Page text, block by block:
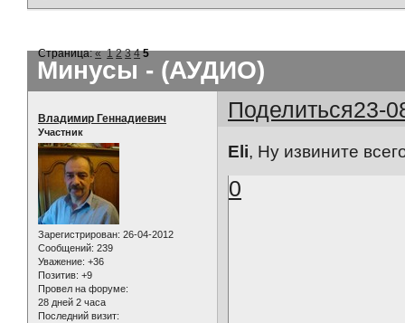
Минусы - (АУДИО)
Страница:« 1 2 3 4 5
Поделиться23-
Владимир Геннадиевич
Участник
Зарегистрирован: 26-04-2012
Сообщений: 239
Уважение: +36
Позитив: +9
Провел на форуме:
28 дней 2 часа
Последний визит:
Eli, Ну извините
0